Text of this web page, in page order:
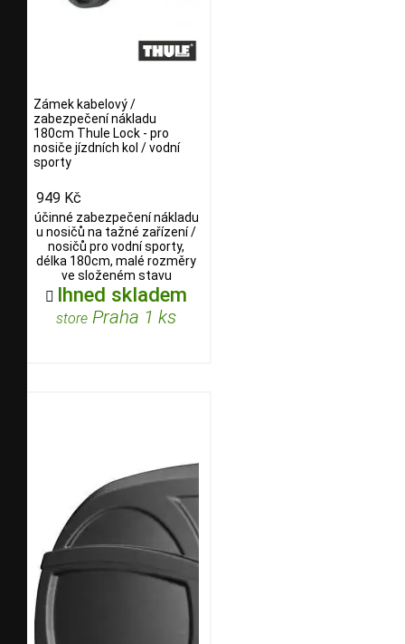
Zámek kabelový /
zabezpečení nákladu
180cm Thule Lock - pro
nosiče jízdních kol / vodní
sporty
949 Kč
účinné zabezpečení nákladu
u nosičů na tažné zařízení /
nosičů pro vodní sporty,
délka 180cm, malé rozměry
ve složeném stavu
 Ihned skladem
store Praha 1 ks